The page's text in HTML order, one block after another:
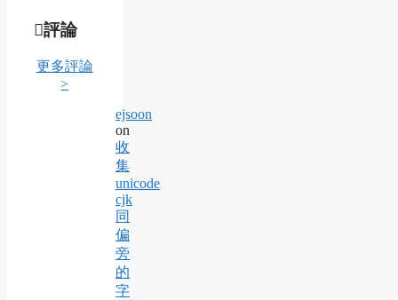
評論
更多評論
>
ejsoon
on
收
集
unicode
cjk
同
偏
旁
的
字